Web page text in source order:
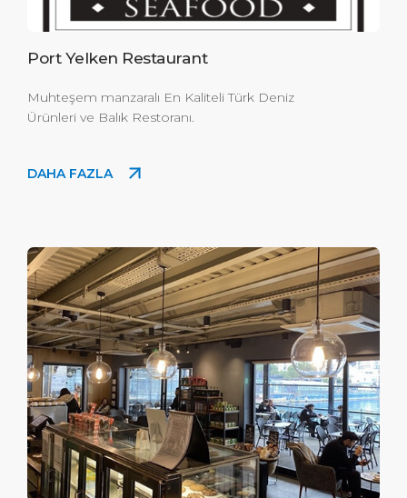
Port Yelken Restaurant
Muhteşem manzaralı En Kaliteli Türk Deniz
Ürünleri ve Balık Restoranı.
DAHA FAZLA